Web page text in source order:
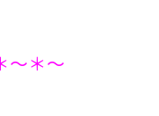
～＊～